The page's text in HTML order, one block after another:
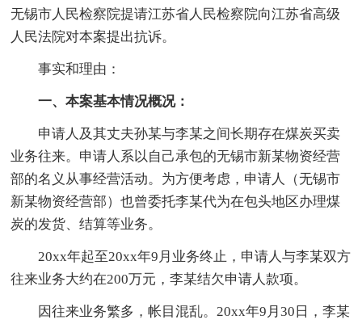
无锡市人民检察院提请江苏省人民检察院向江苏省高级
人民法院对本案提出抗诉。
事实和理由：
一、本案基本情况概况：
申请人及其丈夫孙某与李某之间长期存在煤炭买卖
业务往来。申请人系以自己承包的无锡市新某物资经营
部的名义从事经营活动。为方便考虑，申请人（无锡市
新某物资经营部）也曾委托李某代为在包头地区办理煤
炭的发货、结算等业务。
20xx年起至20xx年9月业务终止，申请人与李某双方
往来业务大约在200万元，李某结欠申请人款项。
因往来业务繁多，帐目混乱。20xx年9月30日，李某